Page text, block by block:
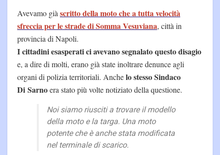
Avevamo già scritto della moto che a tutta velocità
sfreccia per le strade di Somma Vesuviana, città in
provincia di Napoli.
I cittadini esasperati ci avevano segnalato questo disagio
e, a dire di molti, erano già state inoltrare denunce agli
organi di polizia territoriali. Anchelo stesso Sindaco
Di Sarnoera stato più volte notiziato della questione.
Noi siamo riusciti a trovare il modello
della moto e la targa. Una moto
potente che è anche stata modificata
nel terminale di scarico.